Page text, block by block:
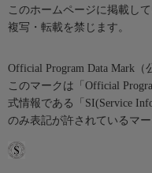
このホームページに掲載し
複写・転載を禁じます。
Official Program Data Mark（
このマークは「Official
式情報である「SI(Service
のみ表記が許されているマー